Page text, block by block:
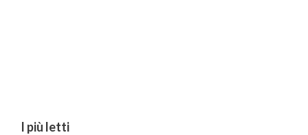
I più letti